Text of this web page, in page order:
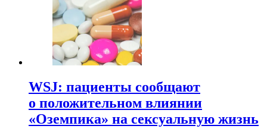
WSJ: пациенты сообщают
о положительном влиянии
«Оземпика» на сексуальную жизнь